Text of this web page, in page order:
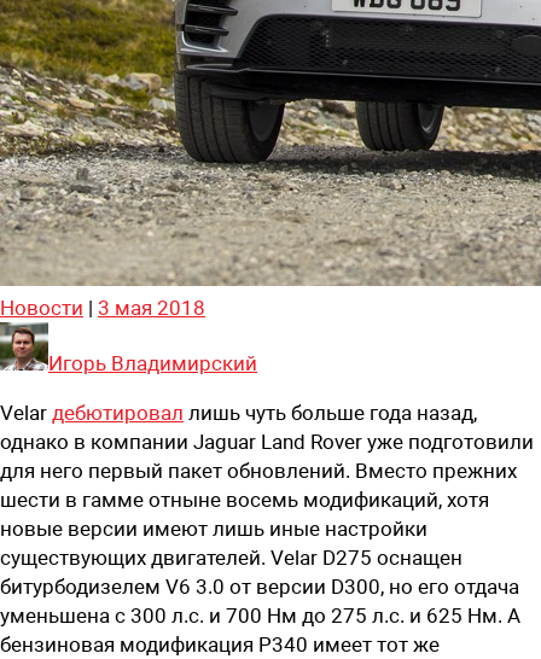
Новости | 3 мая 2018
Игорь Владимирский
Velar дебютировал лишь чуть больше года назад,
однако в компании Jaguar Land Rover уже подготовили
для него первый пакет обновлений. Вместо прежних
шести в гамме отныне восемь модификаций, хотя
новые версии имеют лишь иные настройки
существующих двигателей. Velar D275 оснащен
битурбодизелем V6 3.0 от версии D300, но его отдача
уменьшена с 300 л.с. и 700 Нм до 275 л.с. и 625 Нм. А
бензиновая модификация P340 имеет тот же